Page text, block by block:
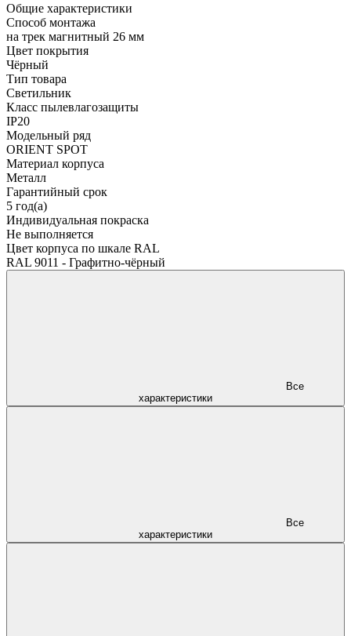
Общие характеристики
Способ монтажа
на трек магнитный 26 мм
Цвет покрытия
Чёрный
Тип товара
Светильник
Класс пылевлагозащиты
IP20
Модельный ряд
ORIENT SPOT
Материал корпуса
Металл
Гарантийный срок
5 год(а)
Индивидуальная покраска
Не выполняется
Цвет корпуса по шкале RAL
RAL 9011 - Графитно-чёрный
характеристики
характеристики